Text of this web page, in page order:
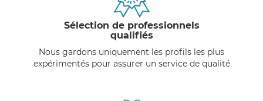
Sélection de professionnels
qualifiés
Nous gardons uniquement les profils les plus
expérimentés pour assurer un service de qualité